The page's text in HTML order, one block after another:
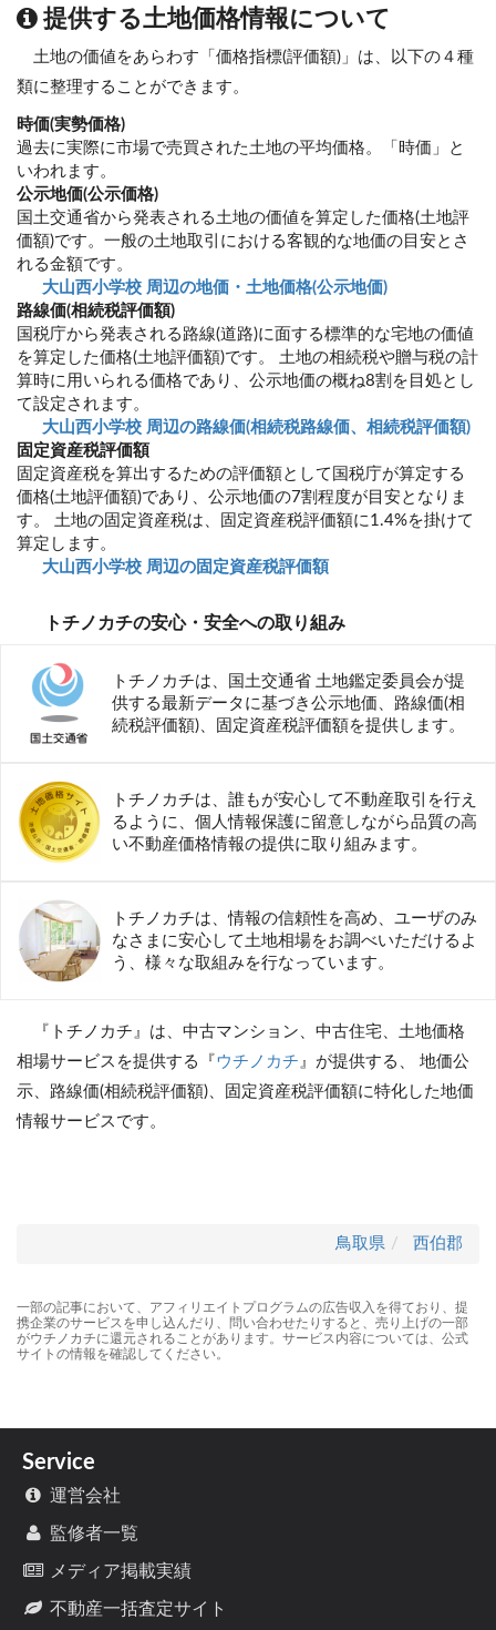
提供する土地価格情報について
土地の価値をあらわす「価格指標(評価額)」は、以下の４種
類に整理することができます。
時価(実勢価格)
過去に実際に市場で売買された土地の平均価格。「時価」と
いわれます。
公示地価(公示価格)
国土交通省から発表される土地の価値を算定した価格(土地評
価額)です。一般の土地取引における客観的な地価の目安とさ
れる金額です。
大山西小学校 周辺の地価・土地価格(公示地価)
路線価(相続税評価額)
国税庁から発表される路線(道路)に面する標準的な宅地の価値
を算定した価格(土地評価額)です。 土地の相続税や贈与税の計
算時に用いられる価格であり、公示地価の概ね8割を目処とし
て設定されます。
大山西小学校 周辺の路線価(相続税路線価、相続税評価額)
固定資産税評価額
固定資産税を算出するための評価額として国税庁が算定する
価格(土地評価額)であり、公示地価の7割程度が目安となりま
す。 土地の固定資産税は、固定資産税評価額に1.4%を掛けて
算定します。
大山西小学校 周辺の固定資産税評価額
トチノカチの安心・安全への取り組み
トチノカチは、国土交通省 土地鑑定委員会が提
供する最新データに基づき公示地価、路線価(相
続税評価額)、固定資産税評価額を提供します。
トチノカチは、誰もが安心して不動産取引を行え
るように、個人情報保護に留意しながら品質の高
い不動産価格情報の提供に取り組みます。
トチノカチは、情報の信頼性を高め、ユーザのみ
なさまに安心して土地相場をお調べいただけるよ
う、様々な取組みを行なっています。
『トチノカチ』は、中古マンション、中古住宅、土地価格
相場サービスを提供する『 ウチノカチ 』が提供する、 地価公
示、路線価(相続税評価額)、固定資産税評価額に特化した地価
情報サービスです。
鳥取県 西伯郡
一部の記事において、アフィリエイトプログラムの広告収入を得ており、提
携企業のサービスを申し込んだり、問い合わせたりすると、売り上げの一部
がウチノカチに還元されることがあります。サービス内容については、公式
サイトの情報を確認してください。
Service
運営会社
監修者一覧
メディア掲載実績
不動産一括査定サイト